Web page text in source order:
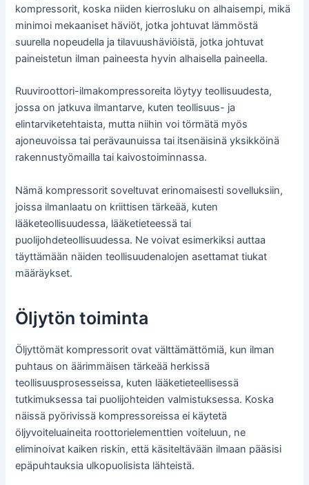
kompressorit, koska niiden kierrosluku on alhaisempi, mikä
minimoi mekaaniset häviöt, jotka johtuvat lämmöstä
suurella nopeudella ja tilavuushäviöistä, jotka johtuvat
paineistetun ilman paineesta hyvin alhaisella paineella.
Ruuviroottori-ilmakompressoreita löytyy teollisuudesta,
jossa on jatkuva ilmantarve, kuten teollisuus- ja
elintarviketehtaista, mutta niihin voi törmätä myös
ajoneuvoissa tai perävaunuissa tai itsenäisinä yksikköinä
rakennustyömailla tai kaivostoiminnassa.
Nämä kompressorit soveltuvat erinomaisesti sovelluksiin,
joissa ilmanlaatu on kriittisen tärkeää, kuten
lääketeollisuudessa, lääketieteessä tai
puolijohdeteollisuudessa. Ne voivat esimerkiksi auttaa
täyttämään näiden teollisuudenalojen asettamat tiukat
määräykset.
Öljytön toiminta
Öljyttömät kompressorit ovat välttämättömiä, kun ilman
puhtaus on äärimmäisen tärkeää herkissä
teollisuusprosesseissa, kuten lääketieteellisessä
tutkimuksessa tai puolijohteiden valmistuksessa. Koska
näissä pyörivissä kompressoreissa ei käytetä
öljyvoiteluaineita roottorielementtien voiteluun, ne
eliminoivat kaiken riskin, että käsiteltävään ilmaan pääsisi
epäpuhtauksia ulkopuolisista lähteistä.